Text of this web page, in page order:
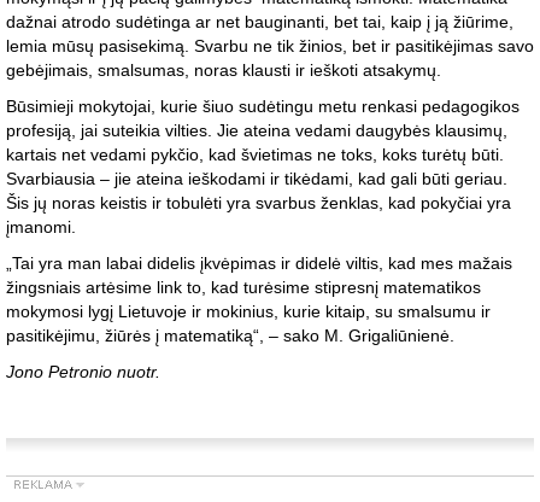
dažnai atrodo sudėtinga ar net bauginanti, bet tai, kaip į ją žiūrime,
lemia mūsų pasisekimą. Svarbu ne tik žinios, bet ir pasitikėjimas savo
gebėjimais, smalsumas, noras klausti ir ieškoti atsakymų.
Būsimieji mokytojai, kurie šiuo sudėtingu metu renkasi pedagogikos
profesiją, jai suteikia vilties. Jie ateina vedami daugybės klausimų,
kartais net vedami pykčio, kad švietimas ne toks, koks turėtų būti.
Svarbiausia – jie ateina ieškodami ir tikėdami, kad gali būti geriau.
Šis jų noras keistis ir tobulėti yra svarbus ženklas, kad pokyčiai yra
įmanomi.
„Tai yra man labai didelis įkvėpimas ir didelė viltis, kad mes mažais
žingsniais artėsime link to, kad turėsime stipresnį matematikos
mokymosi lygį Lietuvoje ir mokinius, kurie kitaip, su smalsumu ir
pasitikėjimu, žiūrės į matematiką“, – sako M. Grigaliūnienė.
Jono Petronio nuotr.